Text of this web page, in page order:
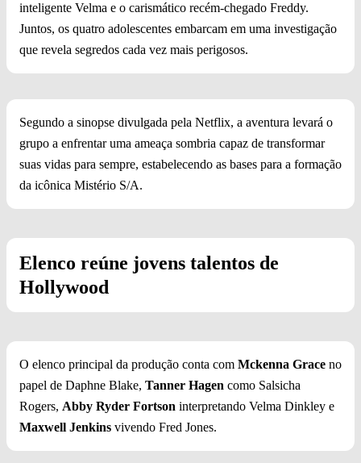
inteligente Velma e o carismático recém-chegado Freddy.
Juntos, os quatro adolescentes embarcam em uma investigação
que revela segredos cada vez mais perigosos.
Segundo a sinopse divulgada pela Netflix, a aventura levará o
grupo a enfrentar uma ameaça sombria capaz de transformar
suas vidas para sempre, estabelecendo as bases para a formação
da icônica Mistério S/A.
Elenco reúne jovens talentos de
Hollywood
O elenco principal da produção conta com Mckenna Grace no
papel de Daphne Blake, Tanner Hagen como Salsicha
Rogers, Abby Ryder Fortson interpretando Velma Dinkley e
Maxwell Jenkins vivendo Fred Jones.